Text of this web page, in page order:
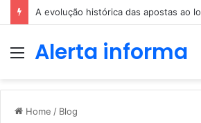
A evolução histórica das apostas ao
MenuAlerta informa
Home / Blog